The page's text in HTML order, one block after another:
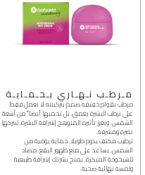
مـرطـب نـهـاري بـحـمـايـة
مرطب بقوام خفيفه صمم بتركيبته لا تعمل فقط
على ترطب البشرة بعمق، بل تحميها أيضا ً من أشعة
الشمس. ويعزز تأثيره المتوهج إشراقة البشرة، ليتركها
نضرة ومشرقة.
ترطيب مكثف يدوم طويلا.حماية يومية من
الشمس.يساعد على منع ظهور البقع.مضاد
للشيخوخة المبكرة.يمنح بشرتك إشراقة طبيعية
ولمسة نهائية صحية.